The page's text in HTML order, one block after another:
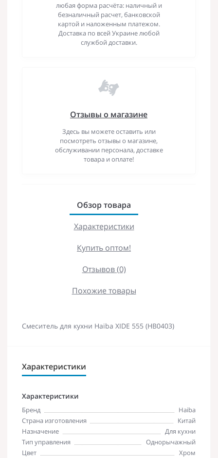
любая форма расчёта: наличный и
безналичный расчет, банковской
картой и наложенным платежом.
Доставка по всей Украине любой
службой доставки.
Отзывы о магазине
Здесь вы можете оставить или
посмотреть отзывы о магазине,
обслуживании персонала, доставке
товара и оплате!
Обзор товара
Характеристики
Купить оптом!
Отзывов (0)
Похожие товары
Смеситель для кухни Haiba XIDE 555 (HB0403)
Характеристики
Характеристики
Бренд
Haiba
Страна изготовления
Китай
Назначение
Для кухни
Тип управления
Однорычажный
Цвет
Хром